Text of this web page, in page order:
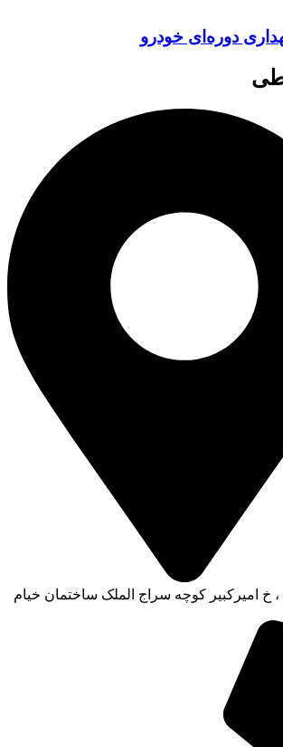
دوره‌ای خودرو
خ امیرکبیر کوچه سراج الملک ساختمان خیام